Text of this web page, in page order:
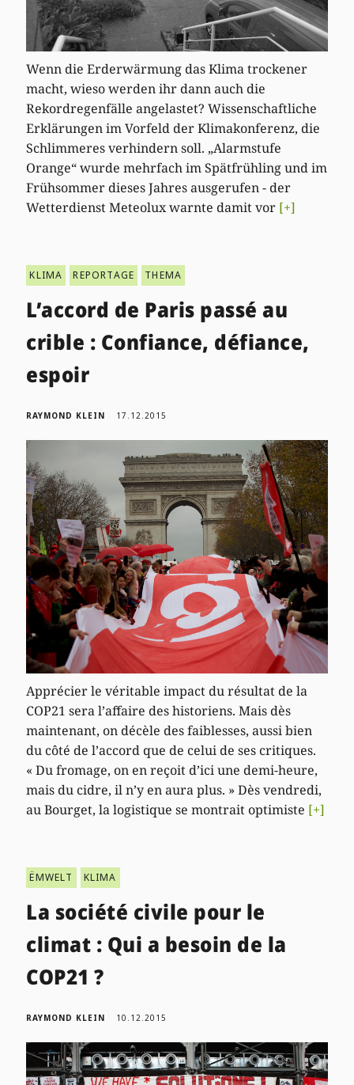
Wenn die Erderwärmung das Klima trockener
macht, wieso werden ihr dann auch die
Rekordregenfälle angelastet? Wissenschaftliche
Erklärungen im Vorfeld der Klimakonferenz, die
Schlimmeres verhindern soll. „Alarmstufe
Orange“ wurde mehrfach im Spätfrühling und im
Frühsommer dieses Jahres ausgerufen - der
Wetterdienst Meteolux warnte damit vor [+]
KLIMA REPORTAGE THEMA
L’accord de Paris passé au
crible : Confiance, défiance,
espoir
RAYMOND KLEIN 17.12.2015
Apprécier le véritable impact du résultat de la
COP21 sera l’affaire des historiens. Mais dès
maintenant, on décèle des faiblesses, aussi bien
du côté de l’accord que de celui de ses critiques.
« Du fromage, on en reçoit d’ici une demi-heure,
mais du cidre, il n’y en aura plus. » Dès vendredi,
au Bourget, la logistique se montrait optimiste [+]
ËMWELT KLIMA
La société civile pour le
climat : Qui a besoin de la
COP21 ?
RAYMOND KLEIN 10.12.2015